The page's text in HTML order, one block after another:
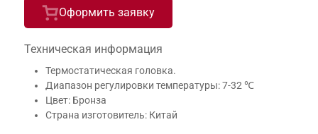
Оформить заявку
Техническая информация
Термостатическая головка.
Диапазон регулировки температуры: 7-32 ℃
Цвет: Бронза
Страна изготовитель: Китай